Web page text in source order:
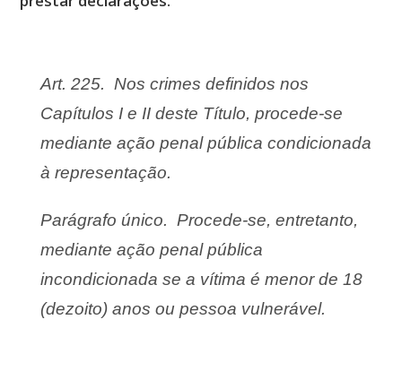
Art. 225. Nos crimes definidos nos
Capítulos I e II deste Título, procede-se
mediante ação penal pública condicionada
à representação.
Parágrafo único. Procede-se, entretanto,
mediante ação penal pública
incondicionada se a vítima é menor de 18
(dezoito) anos ou pessoa vulnerável.